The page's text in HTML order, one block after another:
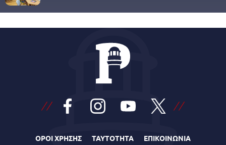
ΟΡΟΙ ΧΡΗΣΗΣ ΤΑΥΤΟΤΗΤΑ ΕΠΙΚΟΙΝΩΝΙΑ